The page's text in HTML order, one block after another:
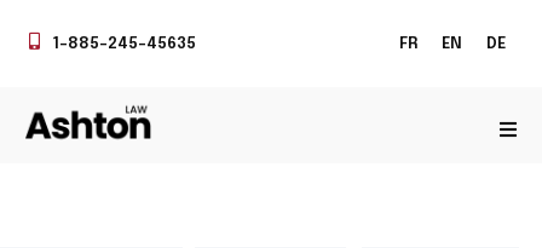
1-885-245-45635 FR EN DE